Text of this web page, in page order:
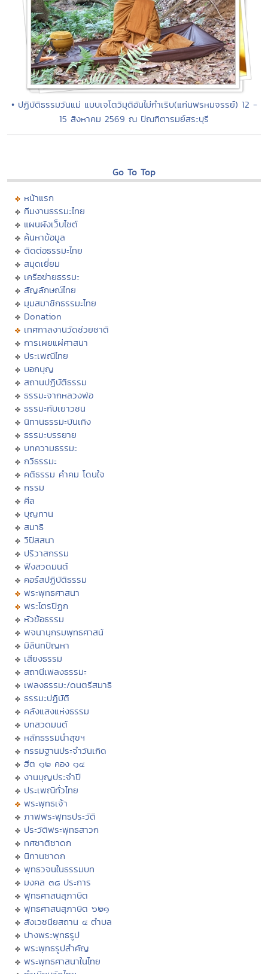
• ปฏิบัติธรรมวันแม่ แบบเจโตวิมุติอันไม่กำเริบ(แก่นพรหมจรรย์) 12 -
15 สิงหาคม 2569 ณ ปัณฑิตารมย์สระบุรี
Go To Top
หน้าแรก
ทีมงานธรรมะไทย
แผนผังเว็บไซต์
ค้นหาข้อมูล
ติดต่อธรรมะไทย
สมุดเยี่ยม
เครือข่ายธรรมะ
สัญลักษณ์ไทย
มุมสมาชิกธรรมะไทย
Donation
เทศกาลงานวัดช่วยชาติ
การเผยแผ่ศาสนา
ประเพณีไทย
บอกบุญ
สถานปฏิบัติธรรม
ธรรมะจากหลวงพ่อ
ธรรมะกับเยาวชน
นิทานธรรมะบันเทิง
ธรรมะบรรยาย
บทความธรรมะ
กวีธรรมะ
คติธรรม คำคม โดนใจ
กรรม
ศีล
บุญทาน
สมาธิ
วิปัสสนา
ปริวาสกรรม
ฟังสวดมนต์
คอร์สปฏิบัติธรรม
พระพุทธศาสนา
พระไตรปิฏก
หัวข้อธรรม
พจนานุกรมพุทธศาสน์
มิลินทปัญหา
เสียงธรรม
สถานีเพลงธรรมะ
เพลงธรรมะ/ดนตรีสมาธิ
ธรรมะปฏิบัติ
คลังแสงแห่งธรรม
บทสวดมนต์
หลักธรรมนำสุขฯ
กรรมฐานประจำวันเกิด
ฮีต ๑๒ คอง ๑๔
งานบุญประจำปี
ประเพณีทั่วไทย
พระพุทธเจ้า
ภาพพระพุทธประวัติ
ประวัติพระพุทธสาวก
ทศชาติชาดก
นิทานชาดก
พุทธวจนในธรรมบท
มงคล ๓๘ ประการ
พุทธศาสนสุภาษิต
พุทธศาสนสุภาษิต ๖๒๑
สังเวชนียสถาน ๔ ตำบล
ปางพระพุทธรูป
พระพุทธรูปสำคัญ
พระพุทธศาสนาในไทย